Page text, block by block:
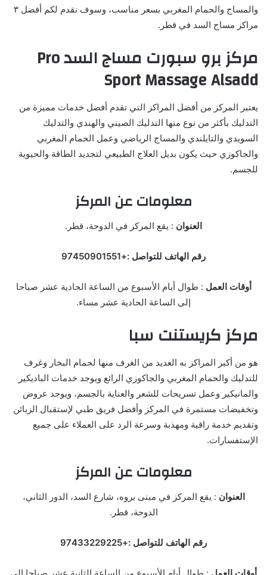
والمساج والحمام المغربي بسعر مناسب، وسوف نقدم لكم أفضل ٣
مراكز مساج السد في قطر.
مركز برو سبورت مساج السد Pro
Sport Massage Alsadd
يعتبر المركز من أفضل المراكز التي تقدم أفضل خدمات مميزة من
التدليك بأكثر من نوع منها التدليك الصيني والهندي والتدليك
السويدي والتايلندي والمساج الرياضي وعمل الحمام المغربي
والجاكوزي حيث يكون بديل العلاج الطبيعي لتجديد الطاقة والحيوية
للجسم.
معلومات عن المركز
العنوان : يقع المركز في الدوحة، قطر.
رقم الهاتف للتواصل :+97450901551
أوقات العمل : طوال أيام الأسبوع من الساعة الحادية عشر صباحا
إلى الساعة الحادية عشر مساء.
مركز كريستنت سبا
هو من أكبر المراكز به العديد من الغرف منها لحمام البخار وغرف
للتدليك والحمام المغربي والجاكوزي الرائع ويوجد خدمات الباديكير
والمانيكير وعمل تسريحات للشعر والعناية بالجسم، ويوجد عروض
وتخفيضات مستمرة في المركز وأفضل فريق طبي لإستقبال الزبائن
وتقديم خدمة راقية ومهذبة وسرعة الرد على العملاء على جميع
الإستفسارات.
معلومات عن المركز
العنوان : يقع المركز في مبنى بروه، شارع السد، الدور الثاني،
الدوحة، قطر.
رقم الهاتف للتواصل :+97433229225
أوقات العمل : طوال أيام الأسبوع من الساعة الثانية عشر صباحا إلى